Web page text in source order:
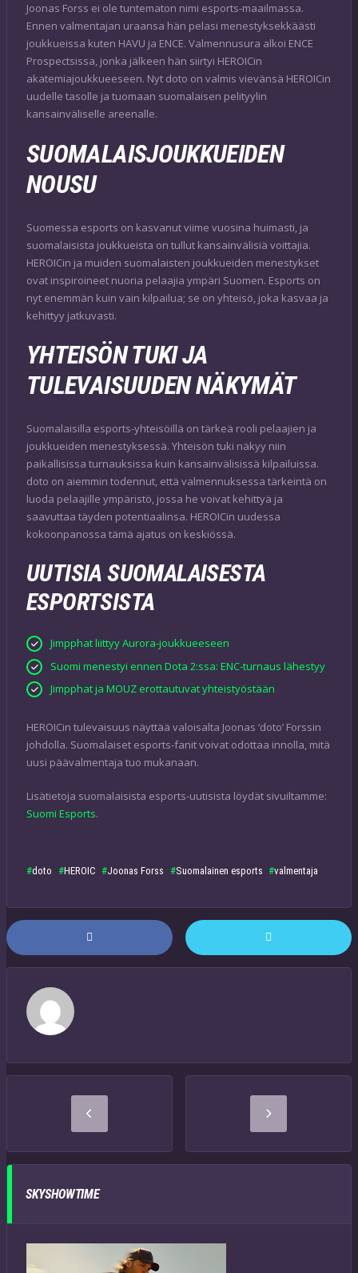
Joonas Forss ei ole tuntematon nimi esports-maailmassa.
Ennen valmentajan uraansa hän pelasi menestyksekkäästi
joukkueissa kuten HAVU ja ENCE. Valmennusura alkoi ENCE
Prospectsissa, jonka jälkeen hän siirtyi HEROICin
akatemiajoukkueeseen. Nyt doto on valmis vievänsä HEROICin
uudelle tasolle ja tuomaan suomalaisen pelityylin
kansainväliselle areenalle.
SUOMALAISJOUKKUEIDEN
NOUSU
Suomessa esports on kasvanut viime vuosina huimasti, ja
suomalaisista joukkueista on tullut kansainvälisiä voittajia.
HEROICin ja muiden suomalaisten joukkueiden menestykset
ovat inspiroineet nuoria pelaajia ympäri Suomen. Esports on
nyt enemmän kuin vain kilpailua; se on yhteisö, joka kasvaa ja
kehittyy jatkuvasti.
YHTEISÖN TUKI JA
TULEVAISUUDEN NÄKYMÄT
Suomalaisilla esports-yhteisöillä on tärkeä rooli pelaajien ja
joukkueiden menestyksessä. Yhteisön tuki näkyy niin
paikallisissa turnauksissa kuin kansainvälisissä kilpailuissa.
doto on aiemmin todennut, että valmennuksessa tärkeintä on
luoda pelaajille ympäristö, jossa he voivat kehittyä ja
saavuttaa täyden potentiaalinsa. HEROICin uudessa
kokoonpanossa tämä ajatus on keskiössä.
UUTISIA SUOMALAISESTA
ESPORTSISTA
Jimpphat liittyy Aurora-joukkueeseen
Suomi menestyi ennen Dota 2:ssa: ENC-turnaus lähestyy
Jimpphat ja MOUZ erottautuvat yhteistyöstään
HEROICin tulevaisuus näyttää valoisalta Joonas ‘doto’ Forssin
johdolla. Suomalaiset esports-fanit voivat odottaa innolla, mitä
uusi päävalmentaja tuo mukanaan.
Lisätietoja suomalaisista esports-uutisista löydät sivuiltamme:
Suomi Esports.
doto HEROIC Joonas Forss Suomalainen esports valmentaja
SKYSHOWTIME